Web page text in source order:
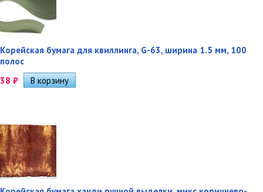
Корейская бумага для квиллинга, G-63, ширина 1.5 мм, 100
полос
38 ₽